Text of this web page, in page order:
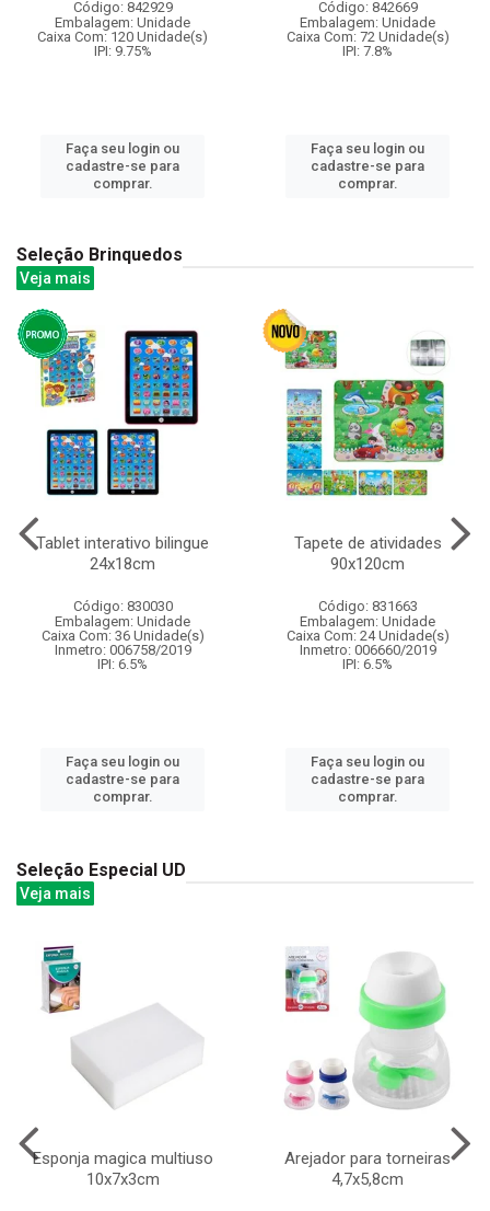
Código: 842929
Embalagem: Unidade
Caixa Com: 120 Unidade(s)
IPI: 9.75%
Faça seu login ou
cadastre-se para
comprar.
Código: 842669
Embalagem: Unidade
Caixa Com: 72 Unidade(s)
IPI: 7.8%
Faça seu login ou
cadastre-se para
comprar.
Seleção Brinquedos
Veja mais
Tablet interativo bilingue
24x18cm
Código: 830030
Embalagem: Unidade
Caixa Com: 36 Unidade(s)
Inmetro: 006758/2019
IPI: 6.5%
Faça seu login ou
cadastre-se para
comprar.
Tapete de atividades
90x120cm
Código: 831663
Embalagem: Unidade
Caixa Com: 24 Unidade(s)
Inmetro: 006660/2019
IPI: 6.5%
Faça seu login ou
cadastre-se para
comprar.
Seleção Especial UD
Veja mais
Esponja magica multiuso
10x7x3cm
Arejador para torneiras
4,7x5,8cm